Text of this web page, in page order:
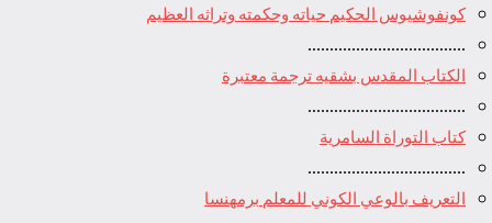
كونفوشيوس الحكيم حياته وحكمته وتراثه العظيم
الكتاب المقدس بشقيه ترجمة معتبرة
كتاب التوراة السامرية
ﺍﻟﺘﻌﺮﻳﻒ ﺑﺎﻟﻮﻋﻲ ﺍﻟﻜﻮﻧﻲ للمعلم برمهنسا